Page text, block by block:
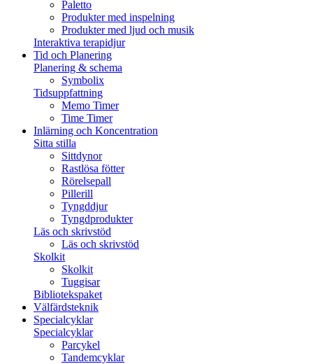
Paletto
Produkter med inspelning
Produkter med ljud och musik
Interaktiva terapidjur
Tid och Planering
Planering & schema
Symbolix
Tidsuppfattning
Memo Timer
Time Timer
Inlärning och Koncentration
Sitta stilla
Sittdynor
Rastlösa fötter
Rörelsepall
Pillerill
Tyngddjur
Tyngdprodukter
Läs och skrivstöd
Läs och skrivstöd
Skolkit
Skolkit
Tuggisar
Bibliotekspaket
Välfärdsteknik
Specialcyklar
Specialcyklar
Parcykel
Tandemcyklar